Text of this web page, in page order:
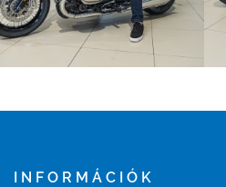
INFORMÁCIÓK